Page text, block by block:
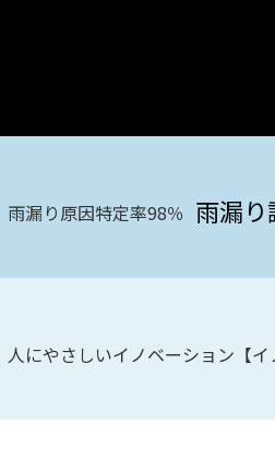
雨漏り原因特定率98％ 雨漏
人にやさしいイノベーション【イ